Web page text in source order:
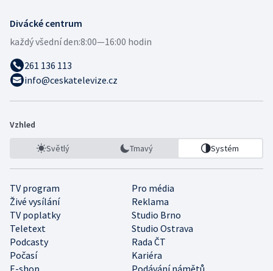
Divácké centrum
každý všední den:8:00—16:00 hodin
261 136 113
info@ceskatelevize.cz
Vzhled
Světlý Tmavý Systém
TV program
Pro média
Živé vysílání
Reklama
TV poplatky
Studio Brno
Teletext
Studio Ostrava
Podcasty
Rada ČT
Počasí
Kariéra
E-shop
Podávání námětů